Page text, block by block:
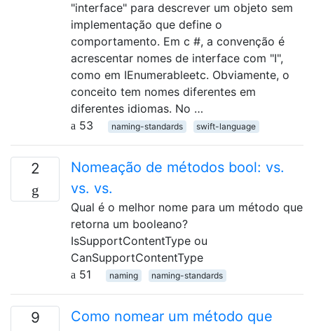
"interface" para descrever um objeto sem
implementação que define o
comportamento. Em c #, a convenção é
acrescentar nomes de interface com "I",
como em IEnumerableetc. Obviamente, o
conceito tem nomes diferentes em
diferentes idiomas. No …
53
naming-standards swift-language
2
Nomeação de métodos bool: vs.
vs. vs.
Qual é o melhor nome para um método que
retorna um booleano?
IsSupportContentType ou
CanSupportContentType
51
naming naming-standards
9
Como nomear um método que